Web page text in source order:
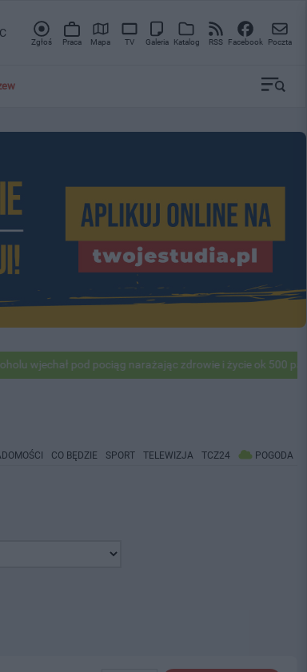
Zgłoś Praca Mapa TV Galeria Katalog RSS Facebook Poczta
pod pociąg narażając zdrowie i życie ok 500
CO BĘDZIE SPORT TELEWIZJA TCZ24 POGODA